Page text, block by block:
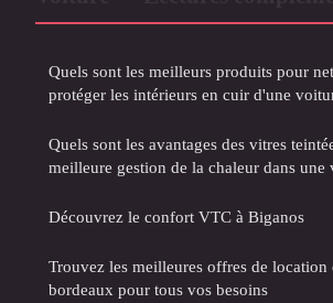
Quels sont les meilleurs produits pour
protéger les intérieurs en cuir d'une
Quels sont les avantages des vitres
meilleure gestion de la chaleur dans une
Découvrez le confort VTC à Biganos
Trouvez les meilleures offres de location
bordeaux pour tous vos besoins